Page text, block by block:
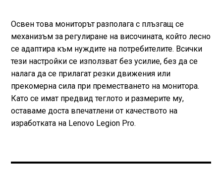
Освен това мониторът разполага с плъзгащ се
механизъм за регулиране на височината, който лесно
се адаптира към нуждите на потребителите. Всички
тези настройки се използват без усилие, без да се
налага да се прилагат резки движения или
прекомерна сила при преместването на монитора.
Като се имат предвид теглото и размерите му,
оставаме доста впечатлени от качеството на
изработката на Lenovo Legion Pro.